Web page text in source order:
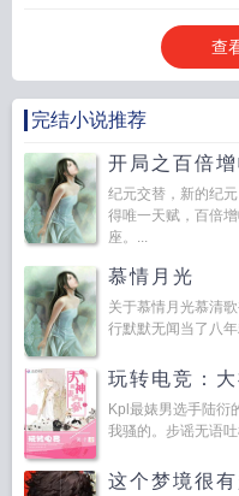
查
完结小说推荐
开局之百倍增
纪元交替，新的纪
得唯一天赋，百倍
座。...
慕情月光
关于慕情月光慕清
行默默无闻当了八
玩转电竞：
Kpl最婊男选手陆衍
我骚的。步谣无语
这个梦境很有